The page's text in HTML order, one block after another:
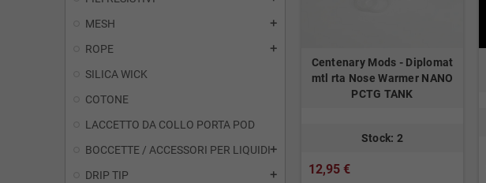
MESH add
ROPE add
SILICA WICK
COTONE
LACCETTO DA COLLO PORTA POD
BOCCETTE / ACCESSORI PER LIQUIDIadd
DRIP TIP add
Centenary Mods - Diplomat
mtl rta Nose Warmer NANO
PCTG TANK
Stock: 2
12,95 €